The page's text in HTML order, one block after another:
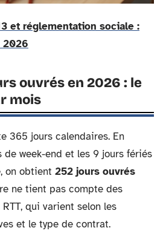
et réglementation sociale :
2026
ouvrés en 2026 : le
mois
365 jours calendaires. En
week-end et les 9 jours fériés
on obtient 252 jours ouvrés
ne tient pas compte des
qui varient selon les
et le type de contrat.